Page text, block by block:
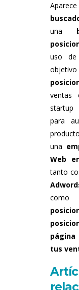
una
uso de
ventas
startup
para
una
Web
tanto
tus